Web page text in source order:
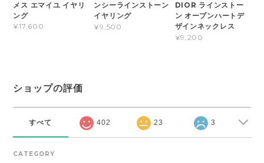
メス エマイユ イヤリ
ング
¥17,600
ンシーラインストーン
イヤリング
¥9,500
DIOR ラインストー
ン オープンハートデ
ザインネックレス
¥9,200
ショップの評価
すべて 402 23 3
CATEGORY